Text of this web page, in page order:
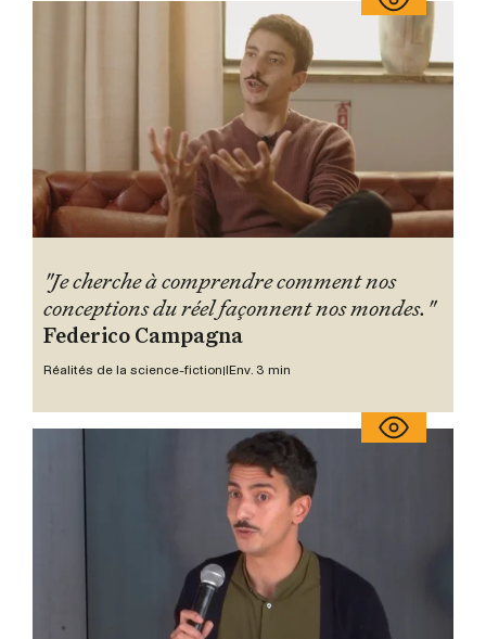
"Je cherche à comprendre comment nos
conceptions du réel façonnent nos mondes."
Federico Campagna
Réalités de la science-fiction IEnv. 3 min